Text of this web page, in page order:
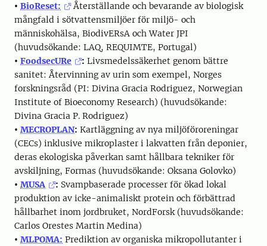
• BioReset:
Återställande och bevarande av biologisk
mångfald i sötvattensmiljöer för miljö- och
människohälsa, BiodivERsA och Water JPI
(huvudsökande: LAQ, REQUIMTE, Portugal)
• FoodsecURe : Livsmedelssäkerhet genom bättre
sanitet: Återvinning av urin som exempel, Norges
forskningsråd (PI: Divina Gracia Rodriguez, Norwegian
Institute of Bioeconomy Research) (huvudsökande:
Divina Gracia P. Rodriguez)
• MECROPLAN: Kartläggning av nya miljöföroreningar
(CECs) inklusive mikroplaster i lakvatten från deponier,
deras ekologiska påverkan samt hållbara tekniker för
avskiljning, Formas (huvudsökande: Oksana Golovko)
• MUSA : Svampbaserade processer för ökad lokal
produktion av icke-animaliskt protein och förbättrad
hållbarhet inom jordbruket, NordForsk (huvudsökande:
Carlos Orestes Martin Medina)
• MLPOMA: Prediktion av organiska mikropollutanter i